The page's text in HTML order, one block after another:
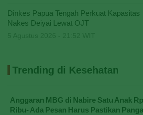
Dinkes Papua Tengah Perkuat Kapasitas
Nakes Deiyai Lewat OJT
Trending di Kesehatan
Anggaran MBG di Nabire Satu Anak
Ribu- Ada Pesan Harus Pastikan